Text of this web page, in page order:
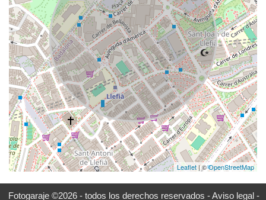
Leaflet| ©OpenStreetMap
Fotogaraje ©2026 - todos los derechos reservados -Aviso legal -